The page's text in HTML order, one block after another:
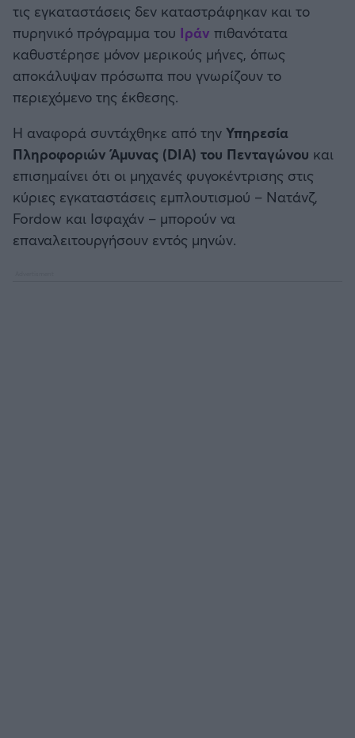
Μάντσεστερ Σίτι
Λίβερπουλ
Τσέλσι
Άρσεναλ
τις εγκαταστάσεις δεν καταστράφηκαν και το
πυρηνικό πρόγραμμα του Ιράν πιθανότατα
καθυστέρησε μόνον μερικούς μήνες, όπως
αποκάλυψαν πρόσωπα που γνωρίζουν το
περιεχόμενο της έκθεσης.
Η αναφορά συντάχθηκε από την Υπηρεσία
Πληροφοριών Άμυνας (DIA) του Πενταγώνου και
επισημαίνει ότι οι μηχανές φυγοκέντρισης στις
κύριες εγκαταστάσεις εμπλουτισμού – Νατάνζ,
Fordow και Ισφαχάν – μπορούν να
επαναλειτουργήσουν εντός μηνών.